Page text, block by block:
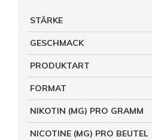
STÄRKE
GESCHMACK
PRODUKTART
FORMAT
NIKOTIN (MG) PRO GRAMM
NICOTINE (MG) PRO BEUTEL